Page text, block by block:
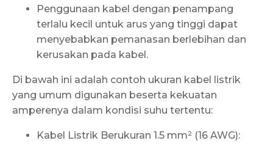
Penggunaan kabel dengan penampang
terlalu kecil untuk arus yang tinggi dapat
menyebabkan pemanasan berlebihan dan
kerusakan pada kabel.
Di bawah ini adalah contoh ukuran kabel listrik
yang umum digunakan beserta kekuatan
amperenya dalam kondisi suhu tertentu:
Kabel Listrik Berukuran 1.5 mm² (16 AWG):